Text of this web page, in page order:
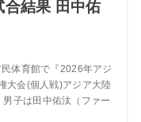
合結果 田中佑
体育館で『2026年アジ
大会(個人戦)アジア大陸
子は田中佑汰（ファー